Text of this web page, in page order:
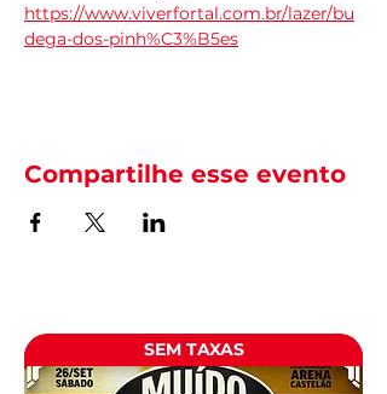
https://www.viverfortal.com.br/lazer/bu
dega-dos-pinh%C3%B5es
Compartilhe esse evento
SEM TAXAS